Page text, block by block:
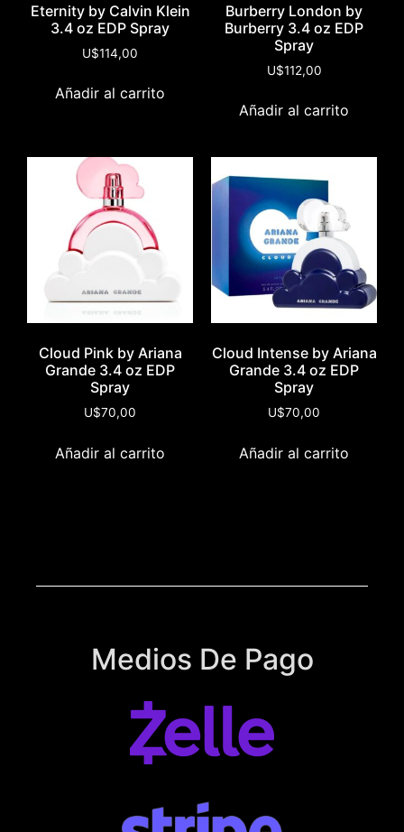
Eternity by Calvin Klein
3.4 oz EDP Spray
U$114,00
Añadir al carrito
Burberry London by
Burberry 3.4 oz EDP
Spray
U$112,00
Añadir al carrito
Cloud Pink by Ariana
Grande 3.4 oz EDP
Spray
U$70,00
Añadir al carrito
Cloud Intense by Ariana
Grande 3.4 oz EDP
Spray
U$70,00
Añadir al carrito
Medios De Pago